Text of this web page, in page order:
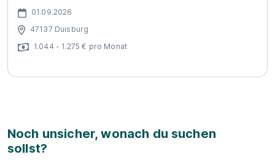
01.09.2026
47137 Duisburg
1.044 - 1.275 € pro Monat
Noch unsicher, wonach du suchen
sollst?